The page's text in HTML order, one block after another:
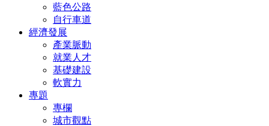
藍色公路
自行車道
經濟發展
產業脈動
就業人才
基礎建設
軟實力
專題
專欄
城市觀點